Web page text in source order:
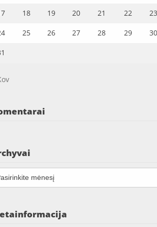
18 19 20 21 22 23
25 26 27 28 29 30